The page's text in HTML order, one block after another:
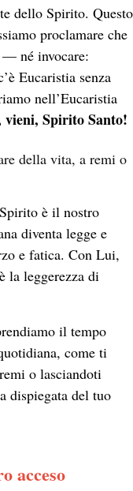
dello Spirito. Questo
proclamare che
né invocare:
Eucaristia senza
nell’Eucaristia
vieni, Spirito Santo!
della vita, a remi o
è il nostro
diventa legge e
e fatica. Con Lui,
la leggerezza di
il tempo
come ti
o lasciandoti
dispiegata del tuo
acceso